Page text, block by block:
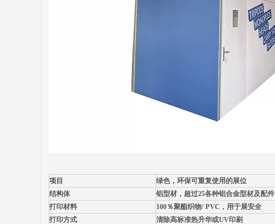
项目
绿色，环保可重复使用的展位
结构体
铝型材，超过25各种铝合金型材及配件
打印材料
100％聚酯织物/ PVC，用于展安全
打印方式
清除高标准热升华或UV印刷